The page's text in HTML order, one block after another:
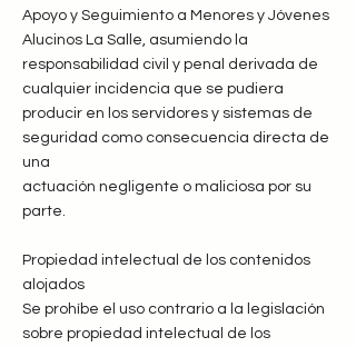
Apoyo y Seguimiento a Menores y Jóvenes
Alucinos La Salle, asumiendo la
responsabilidad civil y penal derivada de
cualquier incidencia que se pudiera
producir en los servidores y sistemas de
seguridad como consecuencia directa de
una
actuación negligente o maliciosa por su
parte.
Propiedad intelectual de los contenidos
alojados
Se prohíbe el uso contrario a la legislación
sobre propiedad intelectual de los